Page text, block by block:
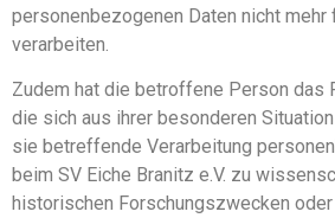
personenbezogenen Daten nicht
verarbeiten.
Zudem hat die betroffene Person das
die sich aus ihrer besonderen
sie betreffende Verarbeitung
beim SV Eiche Branitz e.V. zu
historischen Forschungszwecken